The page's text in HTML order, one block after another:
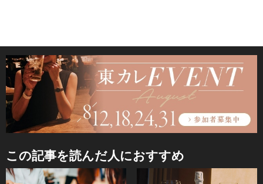
この記事を読んだ人におすすめ